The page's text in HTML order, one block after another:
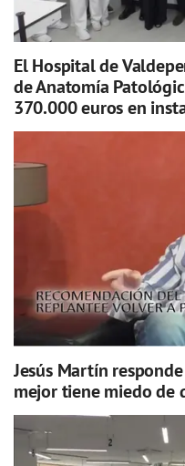
El Hospital de
de Anatomía
370.000 euros en
Jesús Martín
mejor tiene miedo de